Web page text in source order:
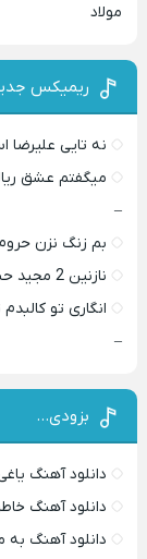
مولاد
ریمیکس
نه تایی علیرضا
میگفتم عشق
–
بم زنگ نزن حروم
نازنین 2 مجید حسینی
انگاری تو
–
بزودی…
دانلود آهنگ
دانلود آهنگ
دانلود آهنگ به